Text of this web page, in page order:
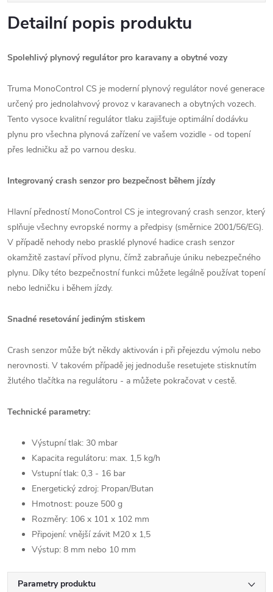
Detailní popis produktu
Spolehlivý plynový regulátor pro karavany a obytné vozy
Truma MonoControl CS je moderní plynový regulátor nové generace
určený pro jednolahvový provoz v karavanech a obytných vozech.
Tento vysoce kvalitní regulátor tlaku zajišťuje optimální dodávku
plynu pro všechna plynová zařízení ve vašem vozidle - od topení
přes ledničku až po varnou desku.
Integrovaný crash senzor pro bezpečnost během jízdy
Hlavní předností MonoControl CS je integrovaný crash senzor, který
splňuje všechny evropské normy a předpisy (směrnice 2001/56/EG).
V případě nehody nebo prasklé plynové hadice crash senzor
okamžitě zastaví přívod plynu, čímž zabraňuje úniku nebezpečného
plynu. Díky této bezpečnostní funkci můžete legálně používat topení
nebo ledničku i během jízdy.
Snadné resetování jediným stiskem
Crash senzor může být někdy aktivován i při přejezdu výmolu nebo
nerovnosti. V takovém případě jej jednoduše resetujete stisknutím
žlutého tlačítka na regulátoru - a můžete pokračovat v cestě.
Technické parametry:
Výstupní tlak: 30 mbar
Kapacita regulátoru: max. 1,5 kg/h
Vstupní tlak: 0,3 - 16 bar
Energetický zdroj: Propan/Butan
Hmotnost: pouze 500 g
Rozměry: 106 x 101 x 102 mm
Připojení: vnější závit M20 x 1,5
Výstup: 8 mm nebo 10 mm
Parametry produktu